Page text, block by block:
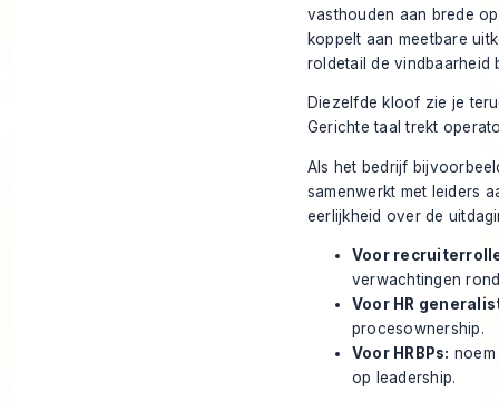
vasthouden aan brede
koppelt aan meetbare
roldetail de vindbaarheid
Diezelfde kloof zie je
Gerichte taal trekt
Als het bedrijf
samenwerkt met leiders
eerlijkheid over de
Voor
verwachtingen
Voor HR
procesownership.
Voor HRBPs:
op leadership.